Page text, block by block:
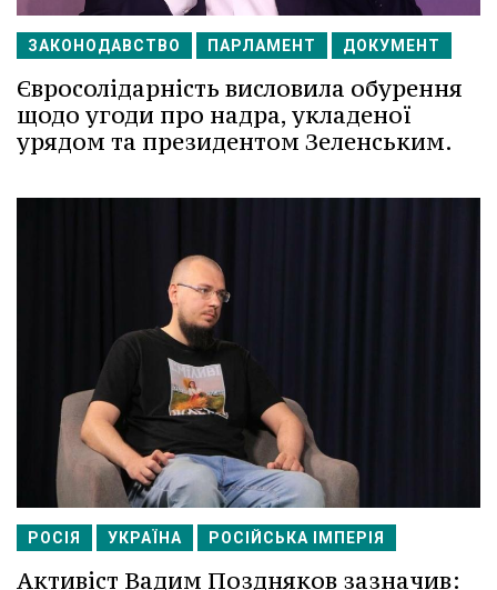
ЗАКОНОДАВСТВО ПАРЛАМЕНТ ДОКУМЕНТ
Євросолідарність висловила обурення
щодо угоди про надра, укладеної
урядом та президентом Зеленським.
РОСІЯ УКРАЇНА РОСІЙСЬКА ІМПЕРІЯ
Активіст Вадим Поздняков зазначив: